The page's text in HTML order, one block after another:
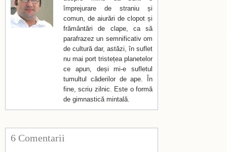
împrejurare de straniu și
comun, de aiurări de clopot și
frământări de clape, ca să
parafrazez un semnificativ om
de cultură dar, astăzi, în suflet
nu mai port tristețea planetelor
ce apun, deși mi-e sufletul
tumultul căderilor de ape. În
fine, scriu zilnic. Este o formă
de gimnastică mintală.
6 Comentarii